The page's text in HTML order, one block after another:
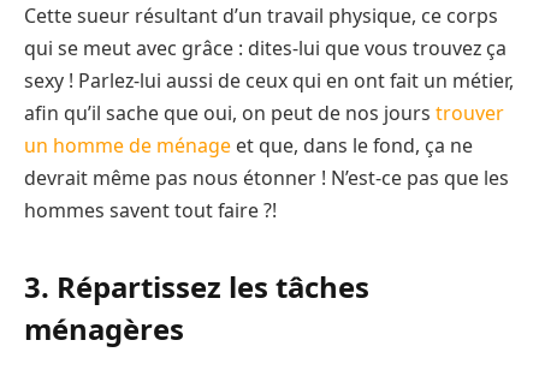
Cette sueur résultant d’un travail physique, ce corps
qui se meut avec grâce : dites-lui que vous trouvez ça
sexy ! Parlez-lui aussi de ceux qui en ont fait un métier,
afin qu’il sache que oui, on peut de nos jours trouver
un homme de ménage ​ et que, dans le fond, ça ne
devrait même pas nous étonner ! N’est-ce pas que les
hommes savent tout faire ?!
3. Répartissez les tâches
ménagères